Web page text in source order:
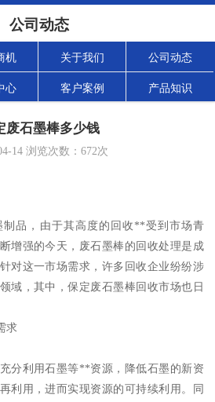
公司动态
机 关于我们 公司动态
心 客户案例 产品知识
废石墨棒多少钱
14浏览次数： 672次
制品，由于其高度的回收**受到市场青
增强的今天，废石墨棒的回收处理是成
对这一市场需求，许多回收企业纷纷涉
域，其中，保定废石墨棒回收市场也日
求
分利用石墨等**资源，降低石墨的新资
利用，进而实现资源的可持续利用。同